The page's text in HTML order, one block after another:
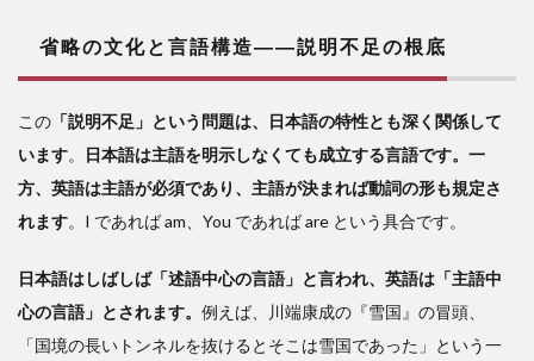
省略の文化と言語構造――説明不足の根底
この 「説明不足」という問題は、日本語の特性とも深く関係して
います。
日本語は主語を明示しなくても成立する言語です。一
方、英語は主語が必須であり、主語が決まれば動詞の形も規定さ
れます。I であれば am、You であれば are という具合です。
日本語はしばしば「述語中心の言語」と言われ、英語は「主語中
心の言語」とされます。 例えば、川端康成の『雪国』の冒頭、
「国境の長いトンネルを抜けるとそこは雪国であった」という一